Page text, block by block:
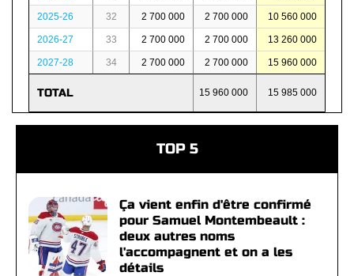
2025-26 32 2 700 000 2 700 000 10 560 000
2026-27 33 2 700 000 2 700 000 13 260 000
2027-28 34 2 700 000 2 700 000 15 960 000
TOTAL 15 960 000 15 985 000
TOP 5
Ça vient enfin d'être confirmé
pour Samuel Montembeault :
deux autres noms
l'accompagnent et on a les
détails